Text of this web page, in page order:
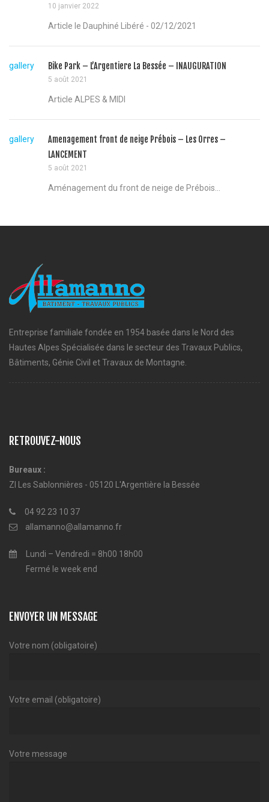
10 janvier 2022
Article le Dauphiné Libéré - 02/12/2021
gallery Bike Park – L’Argentiere La Bessée – INAUGURATION
5 août 2021
Article ALPES & MIDI
gallery
Amenagement front de neige Prébois – Les Orres –
LANCEMENT
5 août 2021
Aménagement du front de neige de Prébois...
Entreprise familiale fondée en 1954 basée dans le Nord des
Hautes Alpes Spécialisée dans le secteur des Travaux Publics,
Bâtiments, Génie Civil et Travaux de Montagne.
RETROUVEZ-NOUS
Bureaux :
ZI Les Sablonnières - 05120 L'Argentière la Bessée
04 92 23 10 37
allamanno@allamanno.fr
Lundi – Vendredi = 8h00 18h00
Fermé le week end
ENVOYER UN MESSAGE
Votre nom (obligatoire)
Votre email (obligatoire)
Votre message